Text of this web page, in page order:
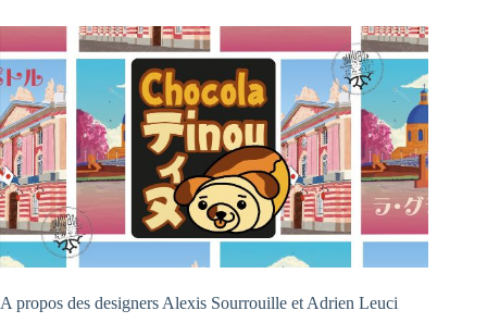
A propos des designers Alexis Sourrouille et Adrien Leuci